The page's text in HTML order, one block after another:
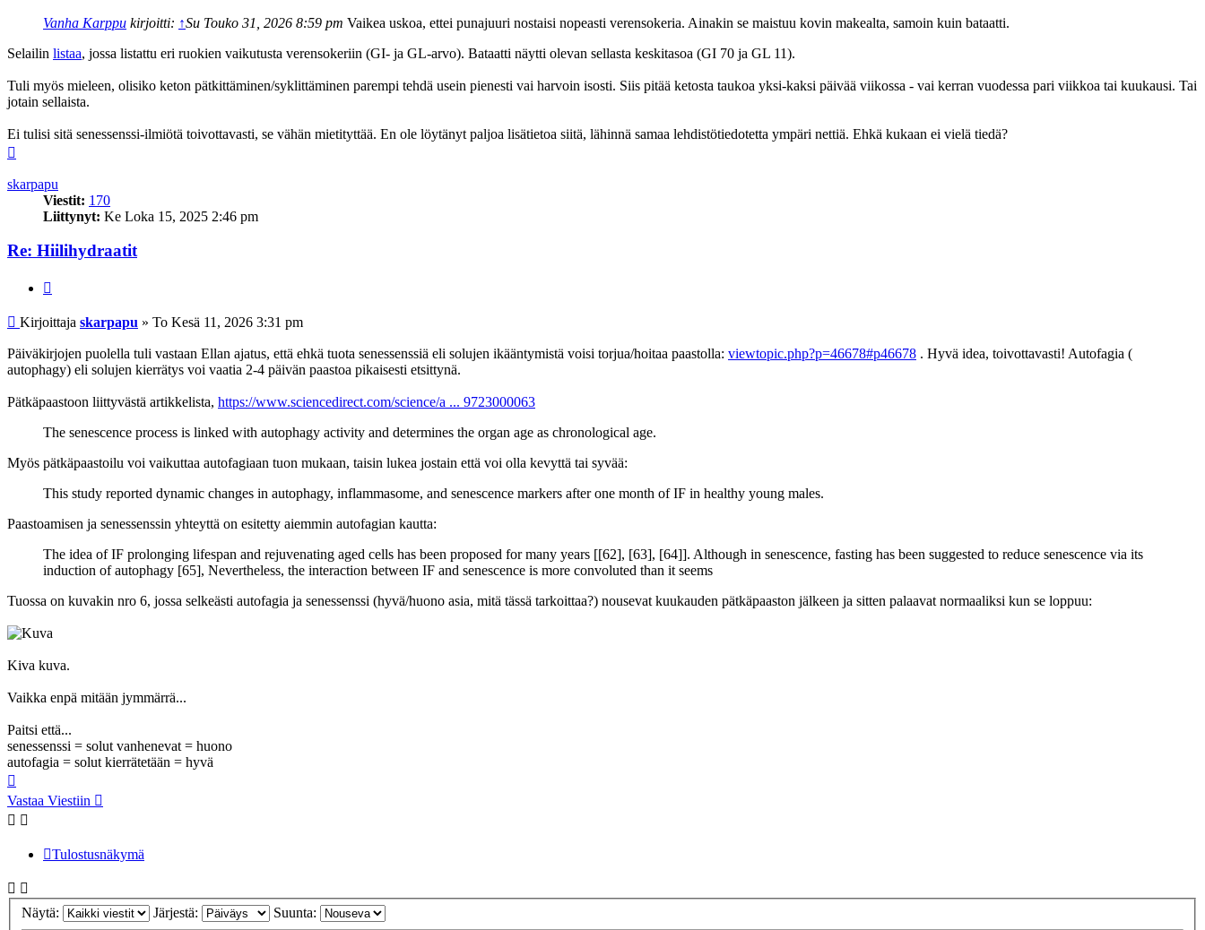
Vanha Karppu kirjoitti: ↑Su Touko 31, 2026 8:59 pm Vaikea uskoa, ettei punajuuri nostaisi nopeasti verensokeria. Ainakin se maistuu kovin makealta, samoin kuin bataatti.
Selailin listaa, jossa listattu eri ruokien vaikutusta verensokeriin (GI- ja GL-arvo). Bataatti näytti olevan sellasta keskitasoa (GI 70 ja GL 11).
Tuli myös mieleen, olisiko keton pätkittäminen/syklittäminen parempi tehdä usein pienesti vai harvoin isosti. Siis pitää ketosta taukoa yksi-kaksi päivää viikossa - vai kerran vuodessa pari viikkoa tai kuukausi. Tai
jotain sellaista.
Ei tulisi sitä senessenssi-ilmiötä toivottavasti, se vähän mietityttää. En ole löytänyt paljoa lisätietoa siitä, lähinnä samaa lehdistötiedotetta ympäri nettiä. Ehkä kukaan ei vielä tiedä?
skarpapu
Viestit: 170
Liittynyt: Ke Loka 15, 2025 2:46 pm
Re: Hiilihydraatit
Viesti
Kirjoittaja skarpapu » To Kesä 11, 2026 3:31 pm
Päiväkirjojen puolella tuli vastaan Ellan ajatus, että ehkä tuota senessenssiä eli solujen ikääntymistä voisi torjua/hoitaa paastolla: viewtopic.php?p=46678#p46678 . Hyvä idea, toivottavasti! Autofagia (
autophagy) eli solujen kierrätys voi vaatia 2-4 päivän paastoa pikaisesti etsittynä.
Pätkäpaastoon liittyvästä artikkelista, https://www.sciencedirect.com/science/a ... 9723000063
The senescence process is linked with autophagy activity and determines the organ age as chronological age.
Myös pätkäpaastoilu voi vaikuttaa autofagiaan tuon mukaan, taisin lukea jostain että voi olla kevyttä tai syvää:
This study reported dynamic changes in autophagy, inflammasome, and senescence markers after one month of IF in healthy young males.
Paastoamisen ja senessenssin yhteyttä on esitetty aiemmin autofagian kautta:
The idea of IF prolonging lifespan and rejuvenating aged cells has been proposed for many years [[62], [63], [64]]. Although in senescence, fasting has been suggested to reduce senescence via its
induction of autophagy [65], Nevertheless, the interaction between IF and senescence is more convoluted than it seems
Tuossa on kuvakin nro 6, jossa selkeästi autofagia ja senessenssi (hyvä/huono asia, mitä tässä tarkoittaa?) nousevat kuukauden pätkäpaaston jälkeen ja sitten palaavat normaaliksi kun se loppuu:
Kiva kuva.
Vaikka enpä mitään jymmärrä...
Paitsi että...
senessenssi = solut vanhenevat = huono
autofagia = solut kierrätetään = hyvä
Vastaa Viestiin
Tulostusnäkymä
Näytä: Järjestä: Suunta: